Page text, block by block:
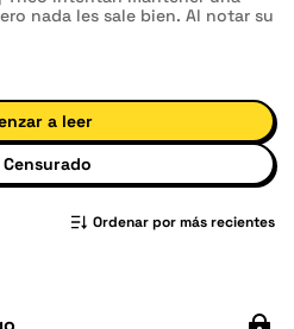
nada les sale bien. Al notar su
a leer
Censurado
Ordenar por más recientes